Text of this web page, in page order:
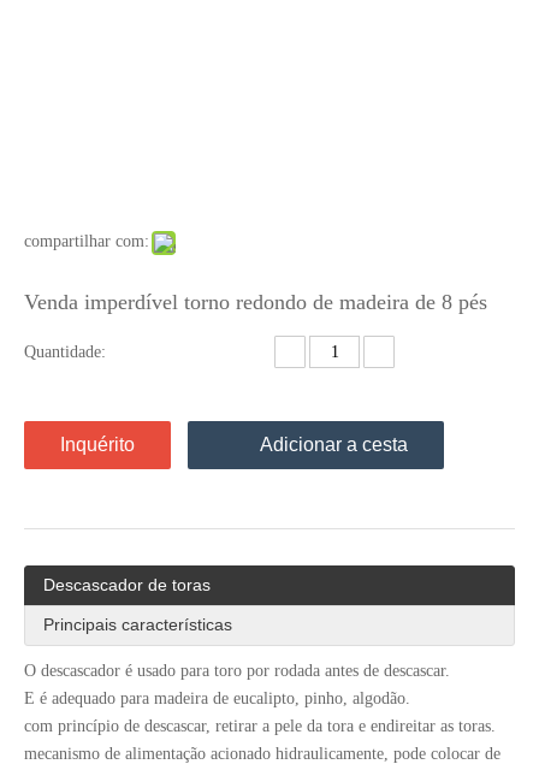
compartilhar com:
Venda imperdível torno redondo de madeira de 8 pés
Quantidade:
Inquérito Adicionar a cesta
Descascador de toras
Principais características
O descascador é usado para toro por rodada antes de descascar.
E é adequado para madeira de eucalipto, pinho, algodão.
com princípio de descascar, retirar a pele da tora e endireitar as toras.
mecanismo de alimentação acionado hidraulicamente, pode colocar de